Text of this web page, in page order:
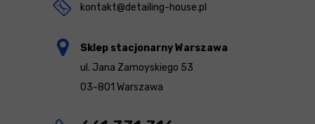
kontakt@detailing-house.pl
Sklep stacjonarny Warszawa
ul. Jana Zamoyskiego 53
03-801 Warszawa